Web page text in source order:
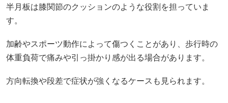
半月板は膝関節のクッションのような役割を担っていま
す。
加齢やスポーツ動作によって傷つくことがあり、歩行時の
体重負荷で痛みや引っ掛かり感が出る場合があります。
方向転換や段差で症状が強くなるケースも見られます。